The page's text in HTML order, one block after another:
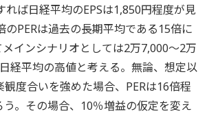
れば日経平均のEPSは1,850円程度が見
のPERは過去の長期平均である15倍に
インシナリオとしては2万7,000～2万
経平均の高値と考える。無論、想定以
度合いを強めた場合、PERは16倍程
。その場合、10％増益の仮定を変え